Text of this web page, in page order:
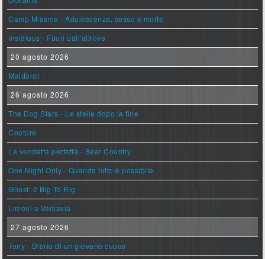
Camp Miasma - Adolescenza, sesso e morte
Insidious - Fuori dall'altrove
20 agosto 2026
Maldoror
26 agosto 2026
The Dog Stars - Le stelle dopo la fine
Couture
La vendetta perfetta - Bear Country
One Night Only - Quando tutto è possibile
Ghost: 2 Big To Rig
Limoni a Varsavia
27 agosto 2026
Tony - Diario di un giovane cuoco